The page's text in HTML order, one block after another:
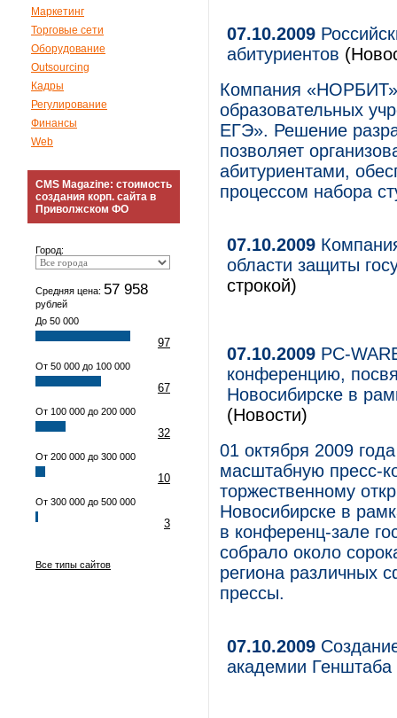
Маркетинг
Торговые сети
Оборудование
Outsourcing
Кадры
Регулирование
Финансы
Web
CMS Magazine: стоимость
создания корп. сайта в
Приволжском ФО
Город:
Средняя цена: 57 958
рублей
До 50 000
97
От 50 000 до 100 000
67
От 100 000 до 200 000
32
От 200 000 до 300 000
10
От 300 000 до 500 000
3
Все типы сайтов
07.10.2009
абитуриентов
Компания «НОРБИТ»
образовательных
ЕГЭ». Решение
позволяет
абитуриентами,
процессом набора
07.10.2009
области защиты
строкой)
07.10.2009 PC-
конференцию,
Новосибирске в
(Новости)
01 октября 2009
масштабную пресс-
торжественному
Новосибирске в
в конференц-зале
собрало около
региона различных
прессы.
07.10.2009
академии Генштаба